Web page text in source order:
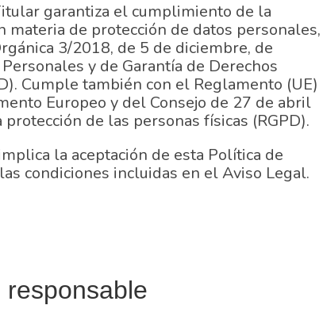
garantiza el cumplimiento de la
materia de protección de datos personales,
3/2018, de 5 de diciembre, de
y de Garantía de Derechos
Cumple también con el Reglamento (UE)
Europeo y del Consejo de 27 de abril
de las personas físicas (RGPD).
la aceptación de esta Política de
condiciones incluidas en el Aviso Legal.
responsable